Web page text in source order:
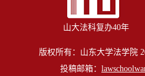
山大法科复办40年
版权所有：山东大学法学院
投稿邮箱：